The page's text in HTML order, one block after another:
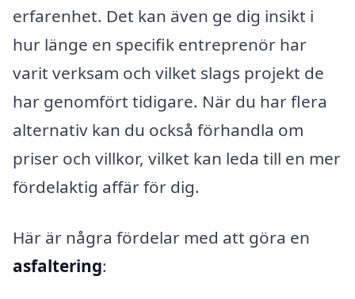
erfarenhet. Det kan även ge dig insikt i
hur länge en specifik entreprenör har
varit verksam och vilket slags projekt de
har genomfört tidigare. När du har flera
alternativ kan du också förhandla om
priser och villkor, vilket kan leda till en mer
fördelaktig affär för dig.
Här är några fördelar med att göra en
asfaltering: